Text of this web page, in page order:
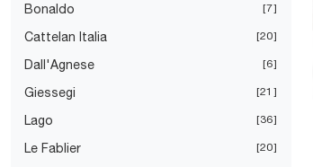
Bonaldo 7
Cattelan Italia 20
Dall'Agnese 6
Giessegi 21
Lago 36
Le Fablier 20